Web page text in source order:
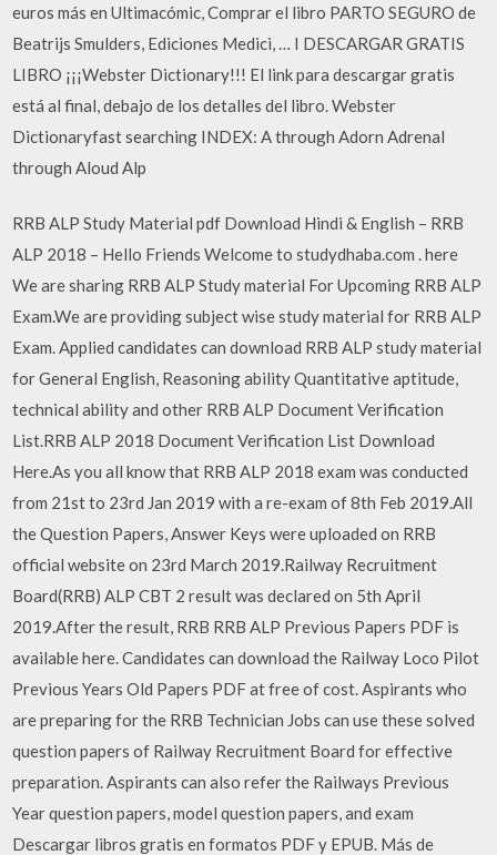
euros más en Ultimacómic, Comprar el libro PARTO SEGURO de
Beatrijs Smulders, Ediciones Medici, … I DESCARGAR GRATIS
LIBRO ¡¡¡Webster Dictionary!!! El link para descargar gratis
está al final, debajo de los detalles del libro. Webster
Dictionaryfast searching INDEX: A through Adorn Adrenal
through Aloud Alp
RRB ALP Study Material pdf Download Hindi & English – RRB
ALP 2018 – Hello Friends Welcome to studydhaba.com . here
We are sharing RRB ALP Study material For Upcoming RRB ALP
Exam.We are providing subject wise study material for RRB ALP
Exam. Applied candidates can download RRB ALP study material
for General English, Reasoning ability Quantitative aptitude,
technical ability and other RRB ALP Document Verification
List.RRB ALP 2018 Document Verification List Download
Here.As you all know that RRB ALP 2018 exam was conducted
from 21st to 23rd Jan 2019 with a re-exam of 8th Feb 2019.All
the Question Papers, Answer Keys were uploaded on RRB
official website on 23rd March 2019.Railway Recruitment
Board(RRB) ALP CBT 2 result was declared on 5th April
2019.After the result, RRB RRB ALP Previous Papers PDF is
available here. Candidates can download the Railway Loco Pilot
Previous Years Old Papers PDF at free of cost. Aspirants who
are preparing for the RRB Technician Jobs can use these solved
question papers of Railway Recruitment Board for effective
preparation. Aspirants can also refer the Railways Previous
Year question papers, model question papers, and exam
Descargar libros gratis en formatos PDF y EPUB. Más de